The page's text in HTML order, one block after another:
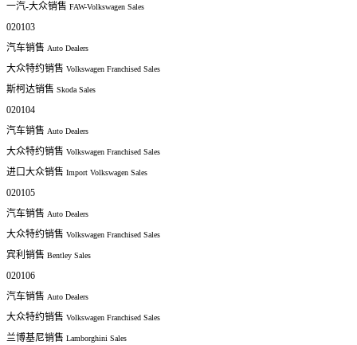
一汽-大众销售 FAW-Volkswagen Sales
020103
汽车销售 Auto Dealers
大众特约销售 Volkswagen Franchised Sales
斯柯达销售 Skoda Sales
020104
汽车销售 Auto Dealers
大众特约销售 Volkswagen Franchised Sales
进口大众销售 Import Volkswagen Sales
020105
汽车销售 Auto Dealers
大众特约销售 Volkswagen Franchised Sales
宾利销售 Bentley Sales
020106
汽车销售 Auto Dealers
大众特约销售 Volkswagen Franchised Sales
兰博基尼销售 Lamborghini Sales